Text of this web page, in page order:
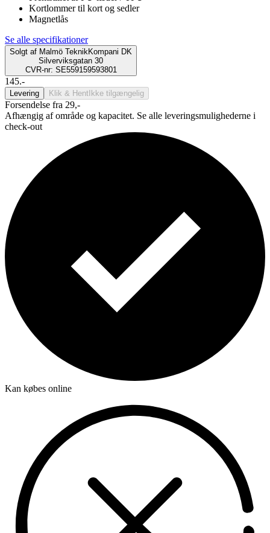
Kortlommer til kort og sedler
Magnetlås
Se alle specifikationer
Solgt af Malmö TeknikKompani DK
Silverviksgatan 30
CVR-nr: SE559159593801
145.-
Levering Klik & Hent Ikke tilgængelig
Forsendelse fra 29,-
Afhængig af område og kapacitet. Se alle leveringsmulighederne i
check-out
Kan købes online